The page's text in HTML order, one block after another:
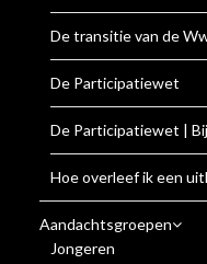
De transitie van de
De Participatiewet
De Participatiewet |
Hoe overleef ik een
Aandachtsgroepen
Jongeren